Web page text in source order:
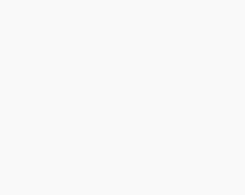
die producten passen bij de